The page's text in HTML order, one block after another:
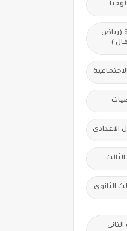
(رياض
)
الاعدادى
الثانوى